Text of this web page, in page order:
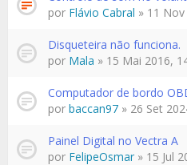
por Flávio Cabral » 11
Disqueteira não funciona.
por Mala » 15 Mai 2016,
Computador de bordo
por baccan97 » 26 Set
Painel Digital no Vectra A
por FelipeOsmar » 15 Jul